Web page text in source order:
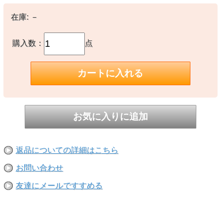
多少異なる場合があります。
ご注文時に「在庫あり」の表示でも、実際は売り違いにより欠品が発
生し、やむをえずご注文をキャンセルさせていただく場合がございま
す。完売や欠品の場合は大変ご迷惑をおかけしますが、予めご了承の
うえ注文いただきますようお願い申し上げます。
在庫: －
購入数： 点
返品についての詳細はこちら
お問い合わせ
友達にメールですすめる